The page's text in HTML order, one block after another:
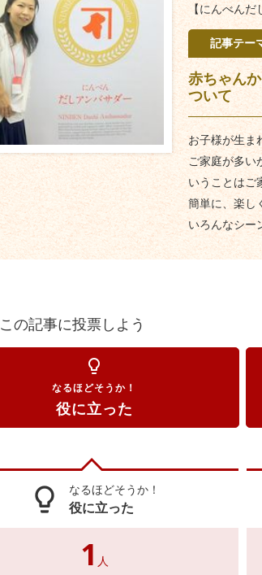
【にんべん
記事テー
赤ちゃん
ついて
お子様が生ま
ご家庭が多い
いうことはご
簡単に、楽し
いろんなシー
この記事に投票しよう
lightbulb_outline
なるほどそうか！
役に立った
lightbulb_outline なるほどそうか！
役に立った
1 人